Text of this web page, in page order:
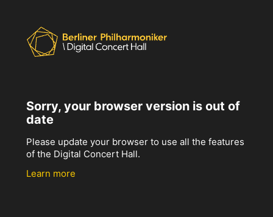
Sorry, your browser version is out of
date
Please update your browser to use all the features
of the Digital Concert Hall.
Learn more